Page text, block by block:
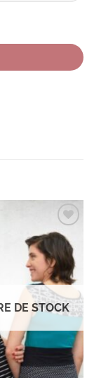
Ajouter
à la
wishlist
DE STOCK